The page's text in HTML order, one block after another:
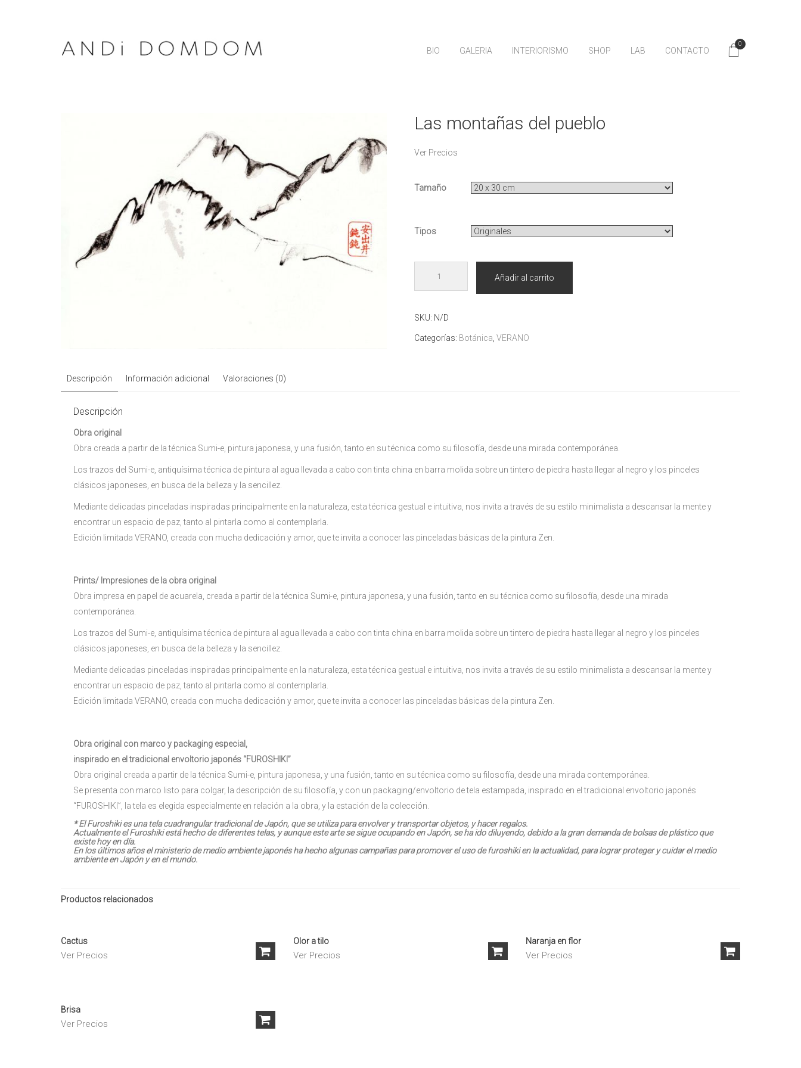
0
BIO GALERIA INTERIORISMO SHOP LAB CONTACTO
Las montañas del pueblo
Ver Precios
Tamaño
Tipos
pueblo
Añadir al carrito
SKU: N/D
Categorías: Botánica VERANO
Descripción Información adicional Valoraciones (0)
Descripción
Obra original
Obra creada a partir de la técnica Sumi-e, pintura japonesa, y una fusión, tanto en su técnica como su filosofía, desde una mirada contemporánea.
Los trazos del Sumi-e, antiquísima técnica de pintura al agua llevada a cabo con tinta china en barra molida sobre un tintero de piedra hasta llegar al negro y los pinceles
clásicos japoneses, en busca de la belleza y la sencillez.
Mediante delicadas pinceladas inspiradas principalmente en la naturaleza, esta técnica gestual e intuitiva, nos invita a través de su estilo minimalista a descansar la mente y
encontrar un espacio de paz, tanto al pintarla como al contemplarla.
Edición limitada VERANO, creada con mucha dedicación y amor, que te invita a conocer las pinceladas básicas de la pintura Zen.
Prints/ Impresiones de la obra original
Obra impresa en papel de acuarela, creada a partir de la técnica Sumi-e, pintura japonesa, y una fusión, tanto en su técnica como su filosofía, desde una mirada
contemporánea.
Los trazos del Sumi-e, antiquísima técnica de pintura al agua llevada a cabo con tinta china en barra molida sobre un tintero de piedra hasta llegar al negro y los pinceles
clásicos japoneses, en busca de la belleza y la sencillez.
Mediante delicadas pinceladas inspiradas principalmente en la naturaleza, esta técnica gestual e intuitiva, nos invita a través de su estilo minimalista a descansar la mente y
encontrar un espacio de paz, tanto al pintarla como al contemplarla.
Edición limitada VERANO, creada con mucha dedicación y amor, que te invita a conocer las pinceladas básicas de la pintura Zen.
Obra original con marco y packaging especial,
inspirado en el tradicional envoltorio japonés “FUROSHIKI”
Obra original creada a partir de la técnica Sumi-e, pintura japonesa, y una fusión, tanto en su técnica como su filosofía, desde una mirada contemporánea.
Se presenta con marco listo para colgar, la descripción de su filosofía, y con un packaging/envoltorio de tela estampada, inspirado en el tradicional envoltorio japonés
“FUROSHIKI”, la tela es elegida especialmente en relación a la obra, y la estación de la colección.
* El Furoshiki es una tela cuadrangular tradicional de Japón, que se utiliza para envolver y transportar objetos, y hacer regalos.
Actualmente el Furoshiki está hecho de diferentes telas, y aunque este arte se sigue ocupando en Japón, se ha ido diluyendo, debido a la gran demanda de bolsas de plástico que
existe hoy en día.
En los últimos años el ministerio de medio ambiente japonés ha hecho algunas campañas para promover el uso de furoshiki en la actualidad, para lograr proteger y cuidar el medio
ambiente en Japón y en el mundo.
Productos relacionados
Cactus
Ver Precios
Olor a tilo
Ver Precios
Naranja en flor
Ver Precios
Brisa
Ver Precios